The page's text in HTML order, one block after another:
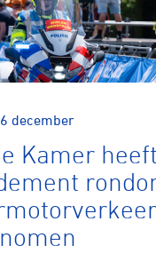
december
Kamer heeft